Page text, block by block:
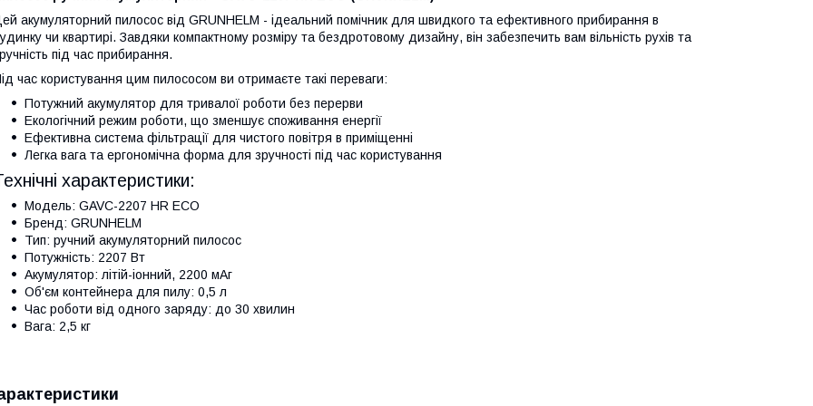
акумуляторний пилосос від GRUNHELM - ідеальний помічник для швидкого та ефективного прибирання в
чи квартирі. Завдяки компактному розміру та бездротовому дизайну, він забезпечить вам вільність рухів та
під час прибирання.
час користування цим пилососом ви отримаєте такі переваги:
Потужний акумулятор для тривалої роботи без перерви
Екологічний режим роботи, що зменшує споживання енергії
Ефективна система фільтрації для чистого повітря в приміщенні
Легка вага та ергономічна форма для зручності під час користування
характеристики:
Модель: GAVC-2207 HR ECO
Бренд: GRUNHELM
Тип: ручний акумуляторний пилосос
Потужність: 2207 Вт
Акумулятор: літій-іонний, 2200 мАг
Об'єм контейнера для пилу: 0,5 л
Час роботи від одного заряду: до 30 хвилин
Вага: 2,5 кг